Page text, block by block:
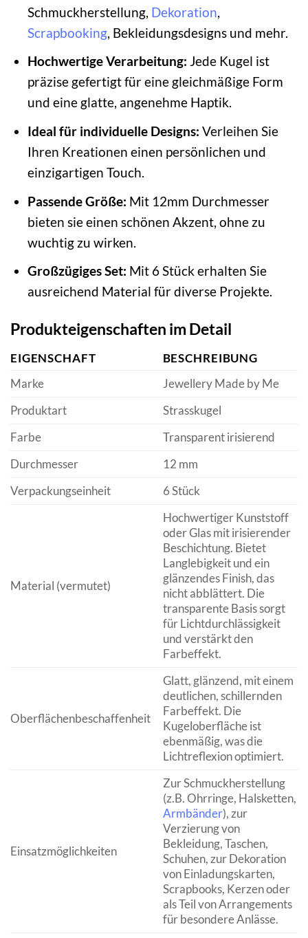
Schmuckherstellung, Dekoration,
Scrapbooking, Bekleidungsdesigns und mehr.
Hochwertige Verarbeitung: Jede Kugel ist
präzise gefertigt für eine gleichmäßige Form
und eine glatte, angenehme Haptik.
Ideal für individuelle Designs: Verleihen Sie
Ihren Kreationen einen persönlichen und
einzigartigen Touch.
Passende Größe: Mit 12mm Durchmesser
bieten sie einen schönen Akzent, ohne zu
wuchtig zu wirken.
Großzügiges Set: Mit 6 Stück erhalten Sie
ausreichend Material für diverse Projekte.
Produkteigenschaften im Detail
EIGENSCHAFT
BESCHREIBUNG
Marke
Jewellery Made by Me
Produktart
Strasskugel
Farbe
Transparent irisierend
Durchmesser
12 mm
Verpackungseinheit
6 Stück
Material (vermutet)
Hochwertiger Kunststoff
oder Glas mit irisierender
Beschichtung. Bietet
Langlebigkeit und ein
glänzendes Finish, das
nicht abblättert. Die
transparente Basis sorgt
für Lichtdurchlässigkeit
und verstärkt den
Farbeffekt.
Oberflächenbeschaffenheit
Glatt, glänzend, mit einem
deutlichen, schillernden
Farbeffekt. Die
Kugeloberfläche ist
ebenmäßig, was die
Lichtreflexion optimiert.
Einsatzmöglichkeiten
Zur Schmuckherstellung
(z.B. Ohrringe, Halsketten,
Armbänder), zur
Verzierung von
Bekleidung, Taschen,
Schuhen, zur Dekoration
von Einladungskarten,
Scrapbooks, Kerzen oder
als Teil von Arrangements
für besondere Anlässe.